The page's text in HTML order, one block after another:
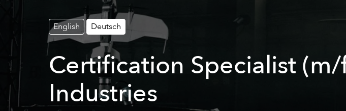
English Deutsch
Certification Specialist
Industries